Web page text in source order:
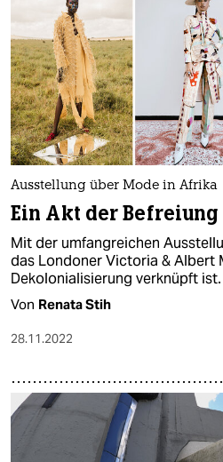
Ausstellung über Mode in Afrika
Ein Akt der Befreiung
Mit der umfangreichen
das Londoner Victoria & Albert
Dekolonialisierung verknüpft ist.
Von Renata Stih
28.11.2022